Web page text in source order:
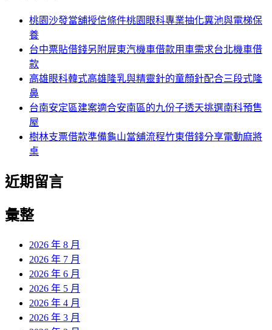
桃園沙發當舖授信條件桃園眼科專業抽化糞池與電梯保
養
台中票貼借錢另附屏東汽機車借款用車需求台北機車借
款
高雄眼科韓式高雄隆乳與精靈針的童顏針配合三段式隆
鼻
台南安定區建案適合安南區的九份子透天挑選南科預售
屋
樹林支票借款準備龜山當舖流程竹東借錢分享電動麻將
桌
近期留言
彙整
2026 年 8 月
2026 年 7 月
2026 年 6 月
2026 年 5 月
2026 年 4 月
2026 年 3 月